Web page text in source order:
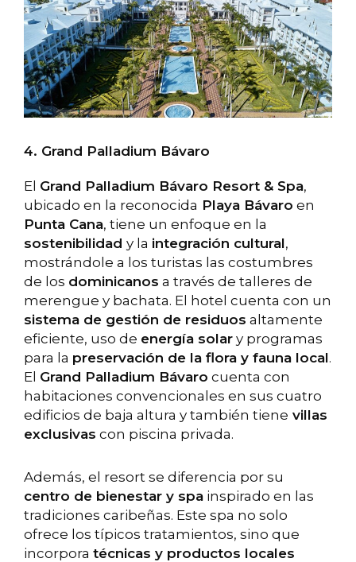
4. Grand Palladium Bávaro
El Grand Palladium Bávaro Resort & Spa,
ubicado en la reconocida Playa Bávaro en
Punta Cana, tiene un enfoque en la
sostenibilidad y la integración cultural,
mostrándole a los turistas las costumbres
de los dominicanos a través de talleres de
merengue y bachata. El hotel cuenta con un
sistema de gestión de residuos altamente
eficiente, uso de energía solar y programas
para la preservación de la flora y fauna local.
El Grand Palladium Bávaro cuenta con
habitaciones convencionales en sus cuatro
edificios de baja altura y también tiene villas
exclusivas con piscina privada.
Además, el resort se diferencia por su
centro de bienestar y spa inspirado en las
tradiciones caribeñas. Este spa no solo
ofrece los típicos tratamientos, sino que
incorpora técnicas y productos locales